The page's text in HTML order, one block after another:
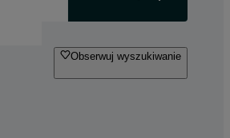
Obserwuj wyszukiwanie